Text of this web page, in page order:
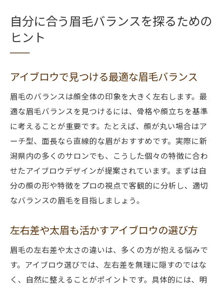
自分に合う眉毛バランスを探るための
ヒント
アイブロウで見つける最適な眉毛バランス
眉毛のバランスは顔全体の印象を大きく左右します。最
適な眉毛バランスを見つけるには、骨格や顔立ちを基準
に考えることが重要です。たとえば、顔が丸い場合はア
ーチ型、面長なら直線的な眉がおすすめです。実際に新
潟県内の多くのサロンでも、こうした個々の特徴に合わ
せたアイブロウデザインが提案されています。まずは自
分の顔の形や特徴をプロの視点で客観的に分析し、適切
なバランスの眉毛を目指しましょう。
左右差や太眉も活かすアイブロウの選び方
眉毛の左右差や太さの違いは、多くの方が抱える悩みで
す。アイブロウ選びでは、左右差を無理に隠すのではな
く、自然に整えることがポイントです。具体的には、明